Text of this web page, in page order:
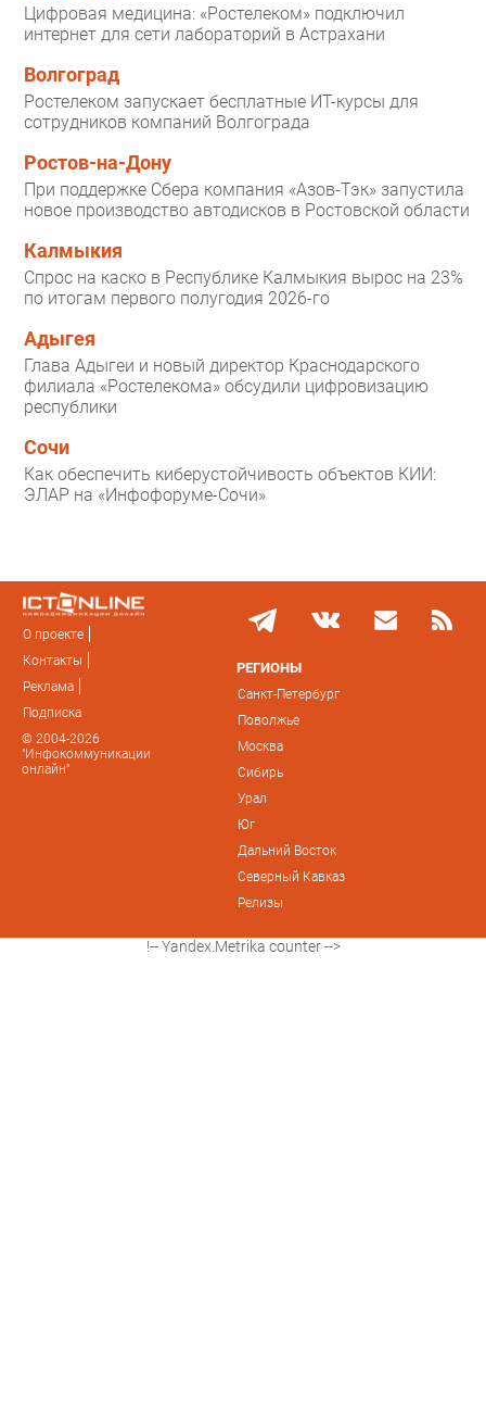
Цифровая медицина: «Ростелеком» подключил
интернет для сети лабораторий в Астрахани
Волгоград
Ростелеком запускает бесплатные ИТ-курсы для
сотрудников компаний Волгограда
Ростов-на-Дону
При поддержке Сбера компания «Азов-Тэк» запустила
новое производство автодисков в Ростовской области
Калмыкия
Спрос на каско в Республике Калмыкия вырос на 23%
по итогам первого полугодия 2026-го
Адыгея
Глава Адыгеи и новый директор Краснодарского
филиала «Ростелекома» обсудили цифровизацию
республики
Сочи
Как обеспечить киберустойчивость объектов КИИ:
ЭЛАР на «Инфофоруме-Сочи»
О проекте
Контакты
Реклама
Подписка
© 2004-2026
"Инфокоммуникации
онлайн"
РЕГИОНЫ
Санкт-Петербург
Поволжье
Москва
Сибирь
Урал
Юг
Дальний Восток
Северный Кавказ
Релизы
!-- Yandex.Metrika counter -->